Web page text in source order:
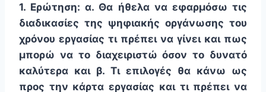
1. Ερώτηση: α. Θα ήθελα να εφαρμόσω τις
διαδικασίες της ψηφιακής οργάνωσης του
χρόνου εργασίας τι πρέπει να γίνει και πως
μπορώ να το διαχειριστώ όσον το δυνατό
καλύτερα και β. Τι επιλογές θα κάνω ως
προς την κάρτα εργασίας και τι πρέπει να